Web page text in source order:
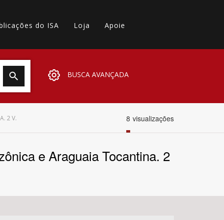
do ISA Loja Apoie
BUSCA AVANÇADA
2 V. 8 visualizações
e Araguaia Tocantina. 2